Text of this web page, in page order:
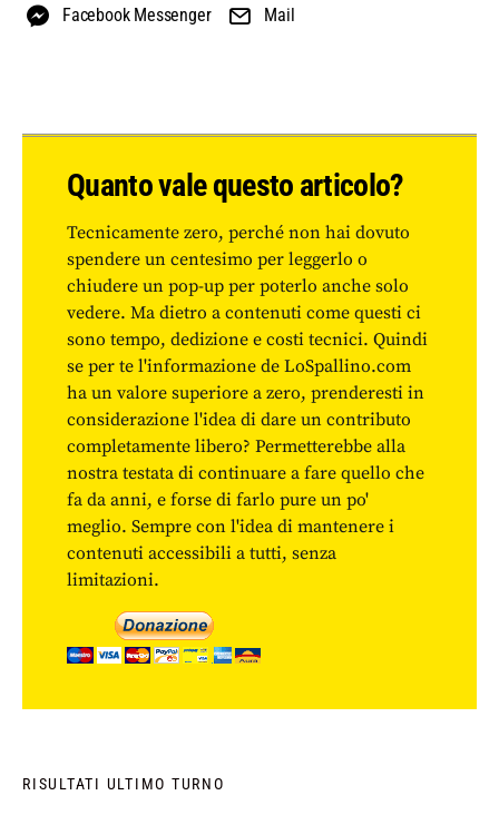
Facebook Messenger
Mail
Quanto vale questo articolo?
Tecnicamente zero, perché non hai dovuto
spendere un centesimo per leggerlo o
chiudere un pop-up per poterlo anche solo
vedere. Ma dietro a contenuti come questi ci
sono tempo, dedizione e costi tecnici. Quindi
se per te l'informazione de LoSpallino.com
ha un valore superiore a zero, prenderesti in
considerazione l'idea di dare un contributo
completamente libero? Permetterebbe alla
nostra testata di continuare a fare quello che
fa da anni, e forse di farlo pure un po'
meglio. Sempre con l'idea di mantenere i
contenuti accessibili a tutti, senza
limitazioni.
RISULTATI ULTIMO TURNO